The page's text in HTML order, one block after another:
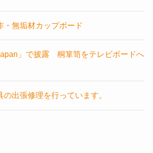
・無垢材カップボード
」で披露 桐箪笥をテレビボードへ
の出張修理を行っています。